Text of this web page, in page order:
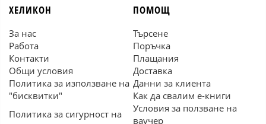
ХЕЛИКОН
За нас
Работа
Контакти
Общи условия
Политика за използване на
"бисквитки"
Политика за сигурност на
ПОМОЩ
Търсене
Поръчка
Плащания
Доставка
Данни за клиента
Как да свалим е-книги
Условия за ползване на
ваучер